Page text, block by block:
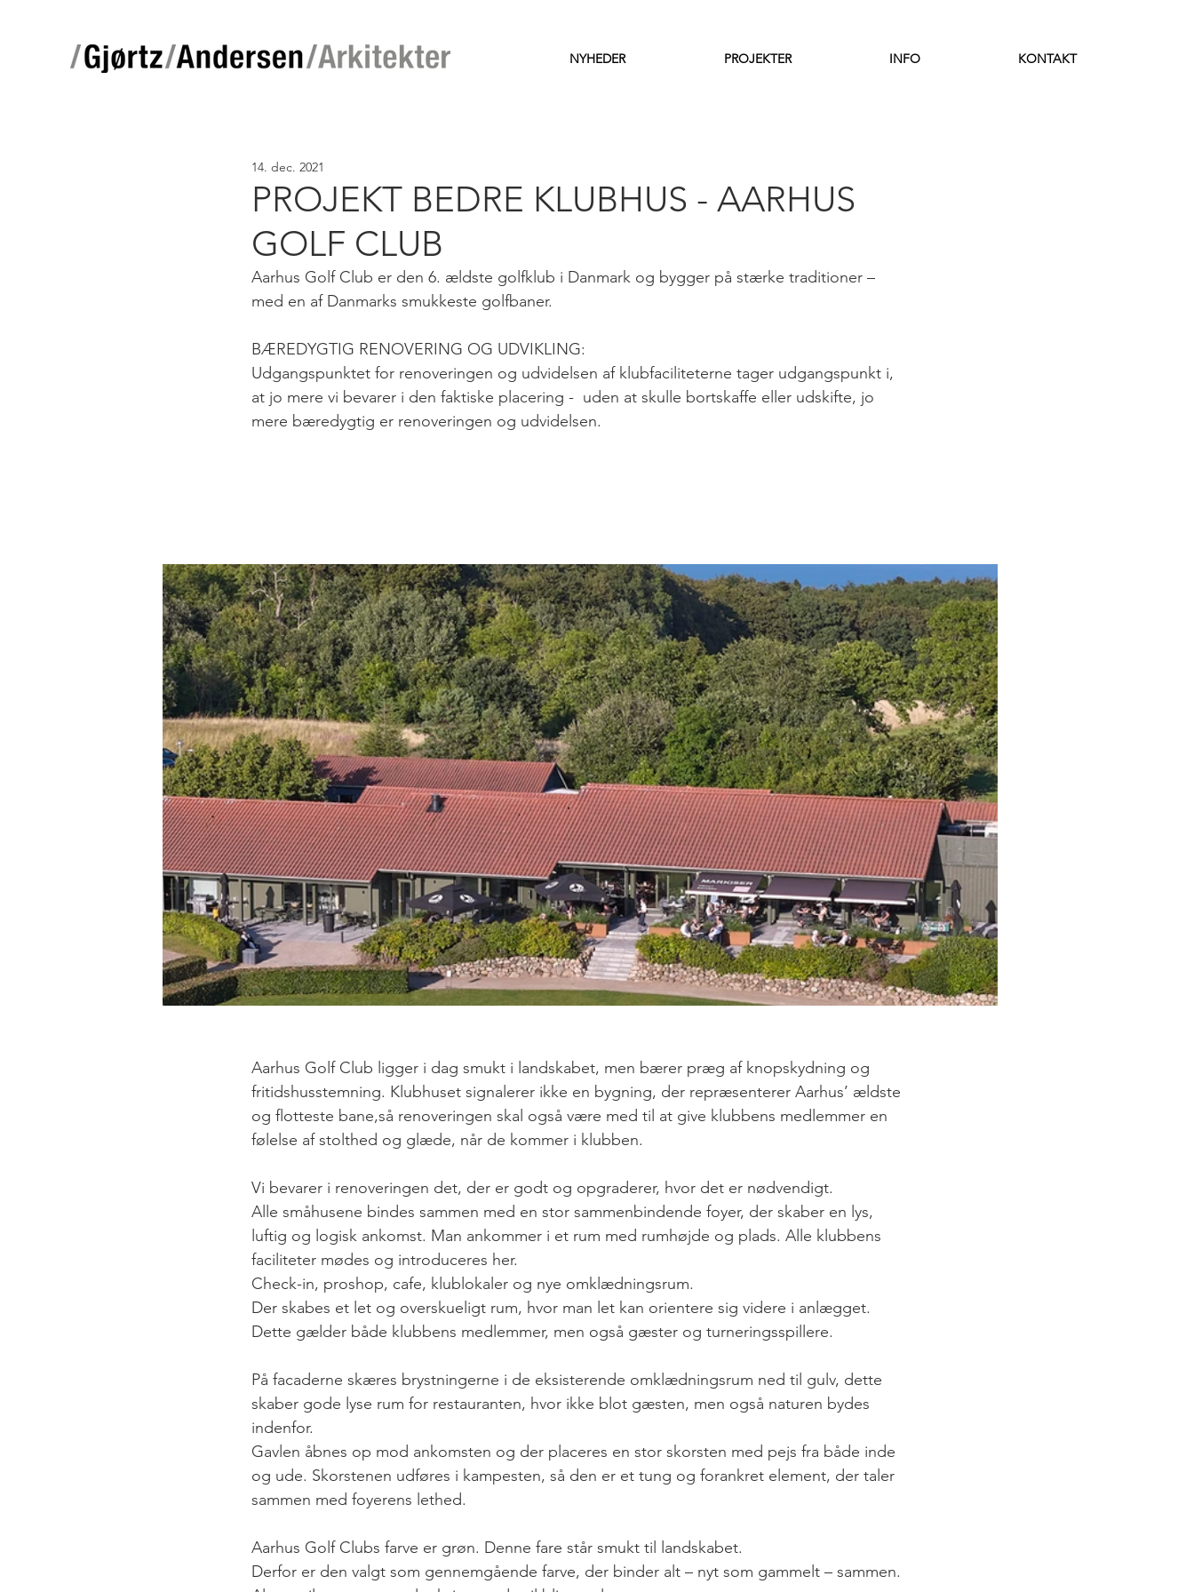
NYHEDER PROJEKTER INFO KONTAKT
PROJEKT BEDRE KLUBHUS - AARHUS
GOLF CLUB
14. dec. 2021
Aarhus Golf Club er den 6. ældste golfklub i Danmark og bygger på stærke traditioner –
med en af Danmarks smukkeste golfbaner.
BÆREDYGTIG RENOVERING OG UDVIKLING:
Udgangspunktet for renoveringen og udvidelsen af klubfaciliteterne tager udgangspunkt i,
at jo mere vi bevarer i den faktiske placering -  uden at skulle bortskaffe eller udskifte, jo
mere bæredygtig er renoveringen og udvidelsen.
Aarhus Golf Club ligger i dag smukt i landskabet, men bærer præg af knopskydning og
fritidshusstemning. Klubhuset signalerer ikke en bygning, der repræsenterer Aarhus’ ældste
og flotteste bane,så renoveringen skal også være med til at give klubbens medlemmer en
følelse af stolthed og glæde, når de kommer i klubben.
Vi bevarer i renoveringen det, der er godt og opgraderer, hvor det er nødvendigt.
Alle småhusene bindes sammen med en stor sammenbindende foyer, der skaber en lys,
luftig og logisk ankomst. Man ankommer i et rum med rumhøjde og plads. Alle klubbens
faciliteter mødes og introduceres her.
Check-in, proshop, cafe, klublokaler og nye omklædningsrum.
Der skabes et let og overskueligt rum, hvor man let kan orientere sig videre i anlægget.
Dette gælder både klubbens medlemmer, men også gæster og turneringsspillere.
På facaderne skæres brystningerne i de eksisterende omklædningsrum ned til gulv, dette
skaber gode lyse rum for restauranten, hvor ikke blot gæsten, men også naturen bydes
indenfor.
Gavlen åbnes op mod ankomsten og der placeres en stor skorsten med pejs fra både inde
og ude. Skorstenen udføres i kampesten, så den er et tung og forankret element, der taler
sammen med foyerens lethed.
Aarhus Golf Clubs farve er grøn. Denne fare står smukt til landskabet.
Derfor er den valgt som gennemgående farve, der binder alt – nyt som gammelt – sammen.